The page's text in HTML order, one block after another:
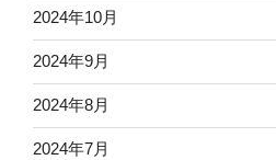
2024年10月
2024年9月
2024年8月
2024年7月